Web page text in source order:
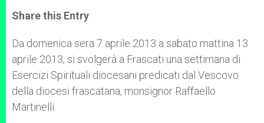
t
s
p
p
s
e
g
e
r
e
b
o
k
r
Share this Entry
Da domenica sera 7 aprile 2013 a sabato mattina 13
aprile 2013, si svolgerà a Frascati una settimana di
Esercizi Spirituali diocesani predicati dal Vescovo
della diocesi frascatana, monsignor Raffaello
Martinelli.